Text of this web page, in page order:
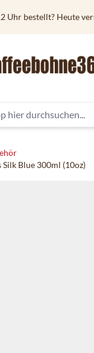
Uhr bestellt? Heute
Blue 300ml (10oz)